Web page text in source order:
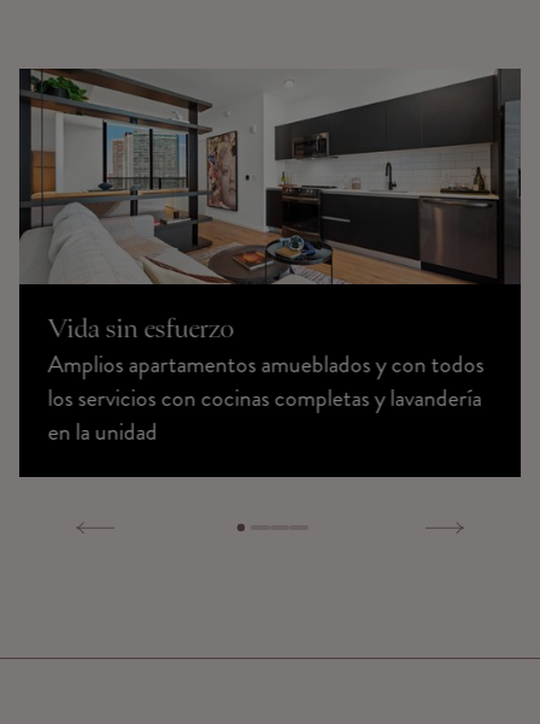
Vida sin esfuerzo
Amplios apartamentos amueblados y con todos
los servicios con cocinas completas y lavandería
en la unidad